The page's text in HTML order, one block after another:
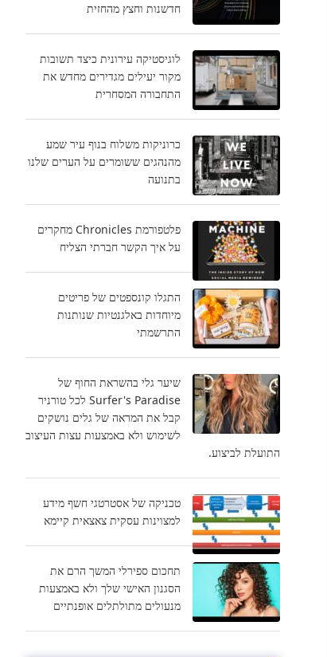
חדשנות וחצץ מהחזית
לוגיסטיקה עירונית כיצד תשובות
מקור ​​יעילים מגדירים מחדש את
התחבורה המסחרית
כרוניקות משלוח בנוף עיר שמע
מהנהגים ששומרים על הערים שלנו
בתנועה
פלטפורמת Chronicles מחקרים
על איך הקשר חברתי הצליח
התגלו קונספטים של פריטים
מיוחדות באלגנטיות שנותנות
התרשמתי
שיער גלי בהשראת החוף של
Surfer's Paradise לכל טורניר
קבל את המראה של גלים נושקים
לשימוש ולא באמצעות עצות העיצוב
התועלת לביצוע.
טכניקה של אסטרטגי חשף מידע
למצוינות עסקית צאצאית קיימא
תחכום ספירלי המשך הרם את
הסגנון האישי שלך ולא באמצעות
מנעולים מתולתלים אופנתיים